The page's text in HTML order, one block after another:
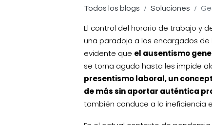
Todos los blogs Soluciones
El control del horario de trabajo y
una paradoja a los encargados de
evidente que el ausentismo
se torna agudo hasta les impide
presentismo laboral, un
de más sin aportar auténtica
también conduce a la ineficiencia